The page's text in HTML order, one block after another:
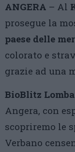
ANGERA – Al
prosegue la
paese delle
colorato e
grazie ad una
BioBlitz
Angera, con
scopriremo le
Verbano